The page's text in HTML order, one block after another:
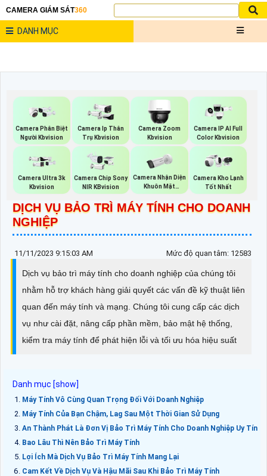
CAMERA GIÁM SÁT360
DANH MỤC
Camera Phân Biệt
Người Kbvision
Camera Ip Thân
Trụ Kbvision
Camera Zoom
Kbvision
Camera IP AI Full
Color Kbvision
Camera Ultra 3k
Kbvision
Camera Chip Sony
NIR KBvision
Camera Nhận Diện
Khuôn Mặt
Hikvision
Camera Kho Lạnh
Tốt Nhất
DỊCH VỤ BẢO TRÌ MÁY TÍNH CHO DOANH
NGHIỆP
11/11/2023 9:15:03 AM Mức độ quan tâm: 12583
Dịch vụ bảo trì máy tính cho doanh nghiệp của chúng tôi
nhằm hỗ trợ khách hàng giải quyết các vấn đề kỹ thuật liên
quan đến máy tính và mạng. Chúng tôi cung cấp các dịch
vụ như cài đặt, nâng cấp phần mềm, bảo mật hệ thống,
kiểm tra máy tính để phát hiện lỗi và tối ưu hóa hiệu suất
Máy Tính Vô Cùng Quan Trọng Đối Với Doanh Nghiệp
Máy Tính Của Bạn Chậm, Lag Sau Một Thời Gian Sử Dụng
An Thành Phát Là Đơn Vị Bảo Trì Máy Tính Cho Doanh Nghiệp Uy Tín
Bao Lâu Thì Nên Bảo Trì Máy Tính
Lợi Ích Mà Dịch Vụ Bảo Trì Máy Tính Mang Lại
Cam Kết Về Dịch Vụ Và Hậu Mãi Sau Khi Bảo Trì Máy Tính